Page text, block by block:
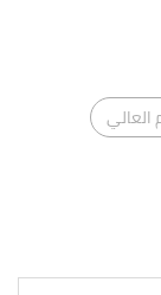
العالي